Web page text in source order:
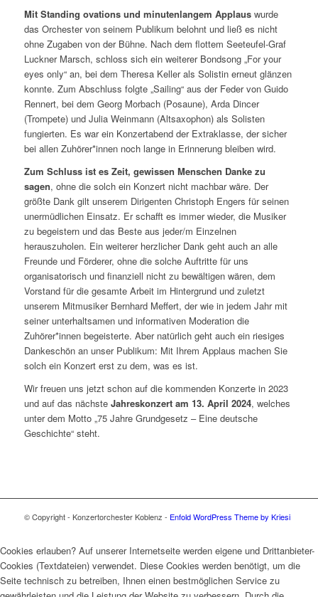
Mit Standing ovations und minutenlangem Applauswurde
das Orchester von seinem Publikum belohnt und ließ es nicht
ohne Zugaben von der Bühne. Nach dem flottem Seeteufel-Graf
Luckner Marsch, schloss sich ein weiterer Bondsong „For your
eyes only“ an, bei dem Theresa Keller als Solistin erneut glänzen
konnte. Zum Abschluss folgte „Sailing“ aus der Feder von Guido
Rennert, bei dem Georg Morbach (Posaune), Arda Dincer
(Trompete) und Julia Weinmann (Altsaxophon) als Solisten
fungierten. Es war ein Konzertabend der Extraklasse, der sicher
bei allen Zuhörer*innen noch lange in Erinnerung bleiben wird.
Zum Schluss ist es Zeit, gewissen Menschen Danke zu
sagen, ohne die solch ein Konzert nicht machbar wäre. Der
größte Dank gilt unserem Dirigenten Christoph Engers für seinen
unermüdlichen Einsatz. Er schafft es immer wieder, die Musiker
zu begeistern und das Beste aus jeder/m Einzelnen
herauszuholen. Ein weiterer herzlicher Dank geht auch an alle
Freunde und Förderer, ohne die solche Auftritte für uns
organisatorisch und finanziell nicht zu bewältigen wären, dem
Vorstand für die gesamte Arbeit im Hintergrund und zuletzt
unserem Mitmusiker Bernhard Meffert, der wie in jedem Jahr mit
seiner unterhaltsamen und informativen Moderation die
Zuhörer*innen begeisterte. Aber natürlich geht auch ein riesiges
Dankeschön an unser Publikum: Mit Ihrem Applaus machen Sie
solch ein Konzert erst zu dem, was es ist.
Wir freuen uns jetzt schon auf die kommenden Konzerte in 2023
und auf das nächste Jahreskonzert am 13. April 2024, welches
unter dem Motto „75 Jahre Grundgesetz – Eine deutsche
Geschichte“ steht.
© Copyright - Konzertorchester Koblenz - Enfold WordPress Theme by Kriesi
Cookies erlauben? Auf unserer Internetseite werden eigene und Drittanbieter-
Cookies (Textdateien) verwendet. Diese Cookies werden benötigt, um die
Seite technisch zu betreiben, Ihnen einen bestmöglichen Service zu